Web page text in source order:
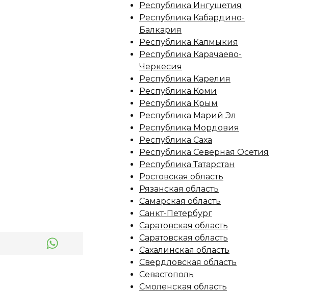
Республика Ингушетия
Республика Кабардино-
Балкария
Республика Калмыкия
Республика Карачаево-
Черкесия
Республика Карелия
Республика Коми
Республика Крым
Республика Марий Эл
Республика Мордовия
Республика Саха
Республика Северная Осетия
Республика Татарстан
Ростовская область
Рязанская область
Самарская область
Санкт-Петербург
Саратовская область
Саратовская область
Сахалинская область
Свердловская область
Севастополь
Смоленская область